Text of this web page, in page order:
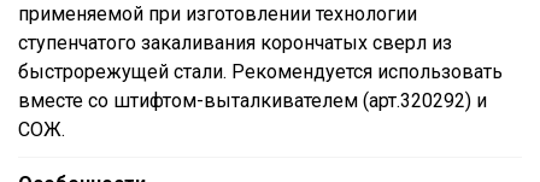
применяемой при изготовлении технологии
ступенчатого закаливания корончатых сверл из
быстрорежущей стали. Рекомендуется использовать
вместе со штифтом-выталкивателем (арт.320292) и
СОЖ.